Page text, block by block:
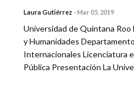
Laura Gutiérrez -Mar 05, 2019
Universidad de Quintana
y Humanidades
Internacionales Licenciatura
Pública Presentación La